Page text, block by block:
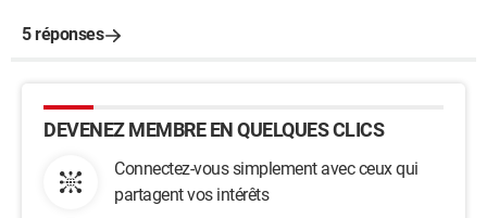
5 réponses
DEVENEZ MEMBRE EN QUELQUES CLICS
Connectez-vous simplement avec ceux qui
partagent vos intérêts